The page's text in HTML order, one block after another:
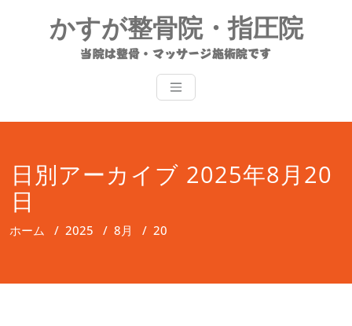
ス
かすが整骨院・指圧院
当院は整骨・マッサージ施術院です
日別アーカイブ 2025年8月20
日
ホーム / 2025 / 8月 / 20